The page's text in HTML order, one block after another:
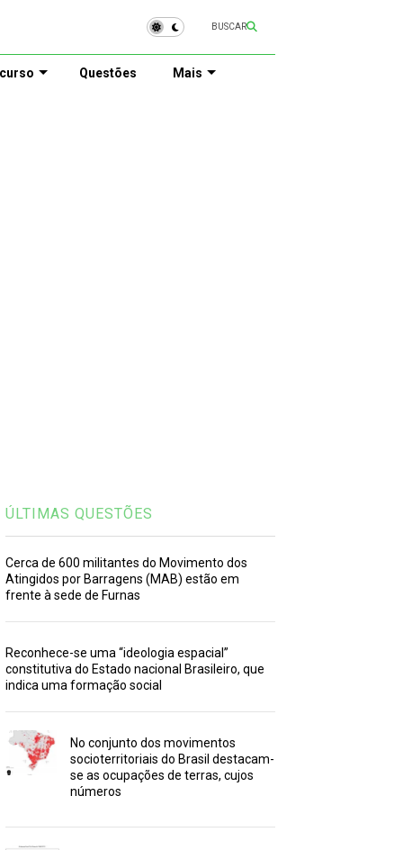
BUSCAR
Questões Mais
ÚLTIMAS QUESTÕES
Cerca de 600 militantes do Movimento dos
Atingidos por Barragens (MAB) estão em
frente à sede de Furnas
Reconhece-se uma “ideologia espacial”
constitutiva do Estado nacional Brasileiro, que
indica uma formação social
No conjunto dos movimentos
socioterritoriais do Brasil destacam-
se as ocupações de terras, cujos
números